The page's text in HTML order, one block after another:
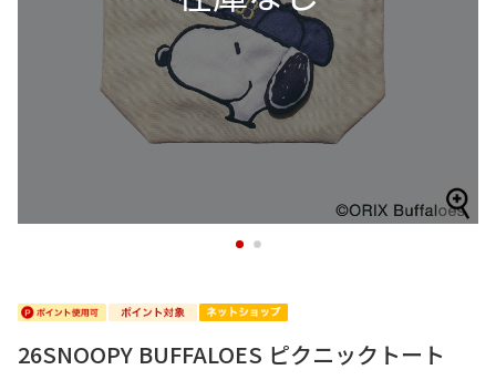
1 2
26SNOOPY BUFFALOES ピクニックトート